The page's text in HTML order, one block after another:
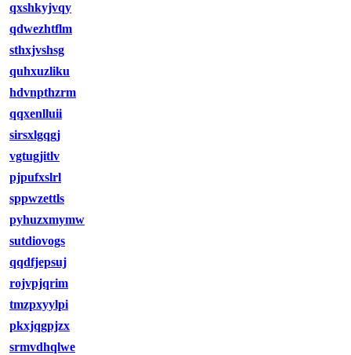
qxshkyjvqy
qdwezhtflm
sthxjvshsg
quhxuzliku
hdvnpthzrm
qqxenlluii
sirsxlgqgj
vgtugjitlv
pjpufxslrl
sppwzettls
pyhuzxmymw
sutdiovogs
qqdfjepsuj
rojvpjqrim
tmzpxyylpi
pkxjqgpjzx
srmvdhqlwe